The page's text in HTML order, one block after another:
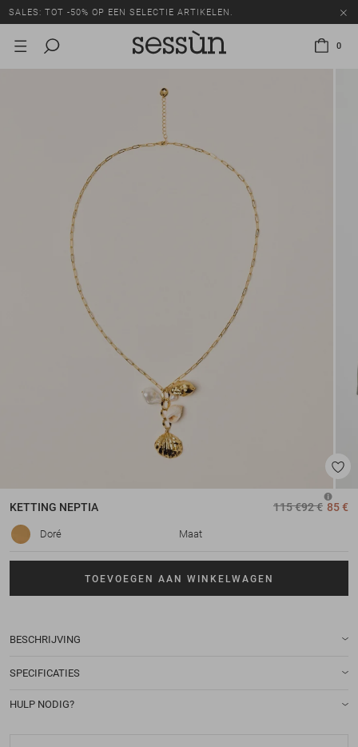
SALES: TOT -50% OP EEN SELECTIE ARTIKELEN.
0
KETTING NEPTIA 115 €92 € 85 €
Doré Maat
TOEVOEGEN AAN WINKELWAGEN
BESCHRIJVING
SPECIFICATIES
HULP NODIG?